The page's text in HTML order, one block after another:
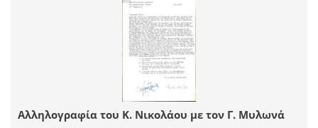
Αλληλογραφία του Κ. Νικολάου με τον Γ. Μυλωνά